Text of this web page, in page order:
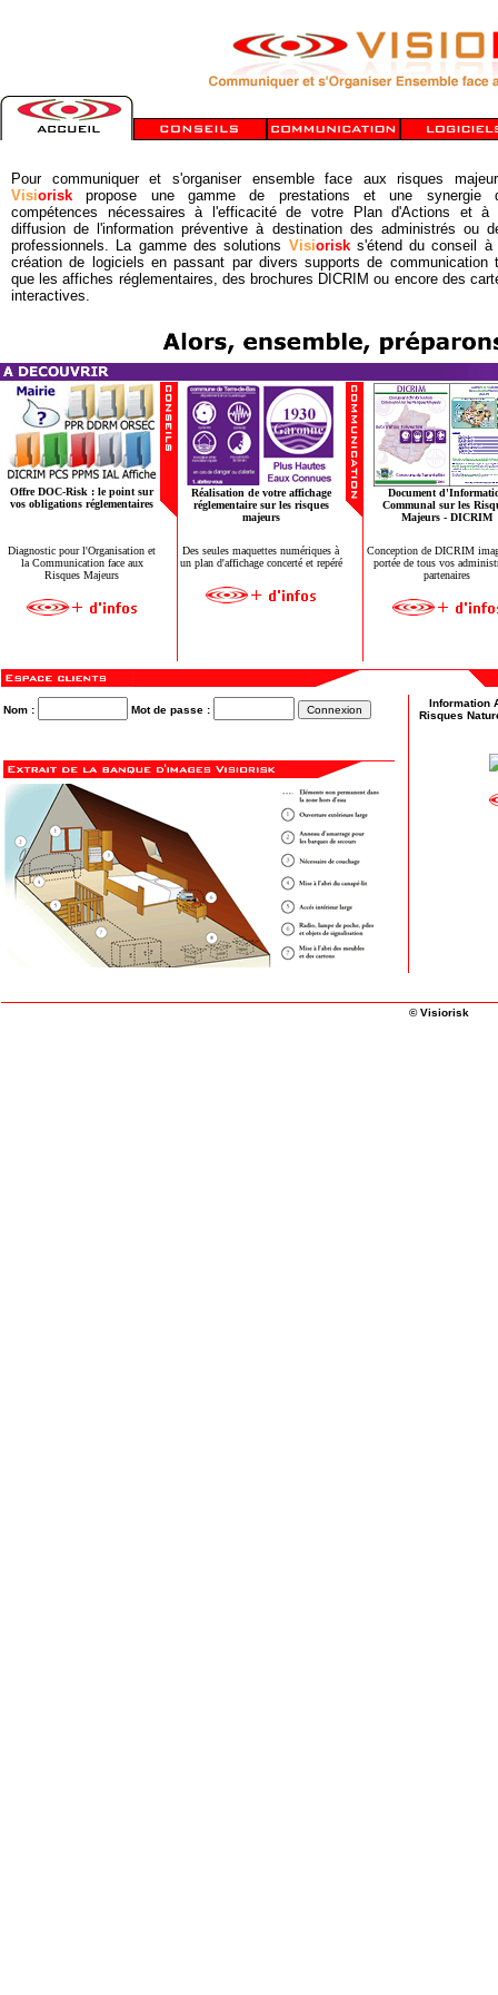
Pour communiquer et s'organiser ensemble face aux risques
Visiorisk propose une gamme de prestations et une synergie
compétences nécessaires à l'efficacité de votre Plan d'Actions et à
diffusion de l'information préventive à destination des administrés ou
professionnels. La gamme des solutions Visiorisks'étend du conseil à
création de logiciels en passant par divers supports de communication
que les affiches réglementaires, des brochures DICRIM ou encore des
interactives.
Offre DOC-Risk : le point sur
vos obligations réglementaires
Réalisation de votre affichage
réglementaire sur les risques
majeurs
Document
Communal sur les
Majeurs - DICRIM
Diagnostic pour l'Organisation et
la Communication face aux
Risques Majeurs
Des seules maquettes numériques à
un plan d'affichage concerté et repéré
Conception de DICRIM
portée de tous vos
partenaires
Nom : Mot de passe :
Information
Risques
© Visiorisk